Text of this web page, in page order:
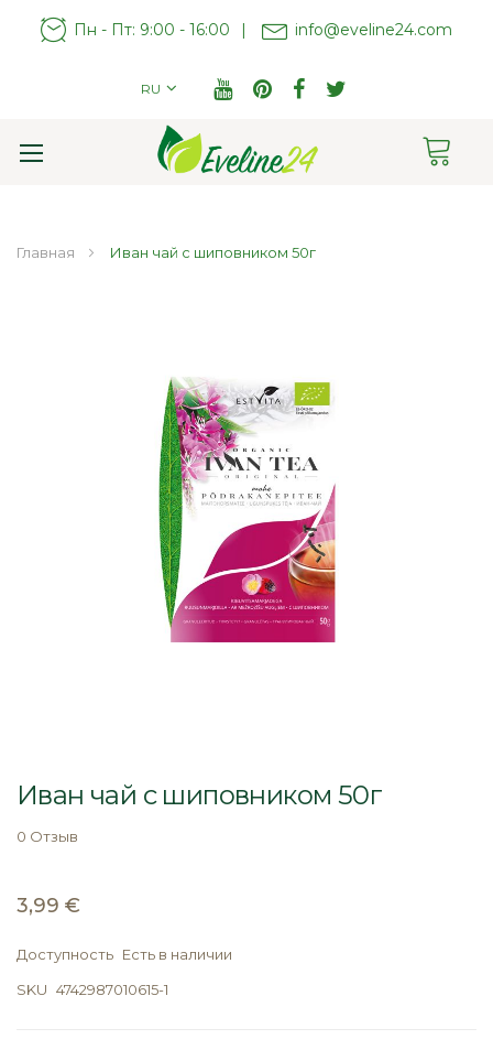
Пн - Пт: 9:00 - 16:00 | info@eveline24.com
RU
Главная Иван чай с шиповником 50г
началу
галереи
Иван чай с шиповником 50г
0 Отзыв
3,99 €
Доступность Есть в наличии
SKU 4742987010615-1